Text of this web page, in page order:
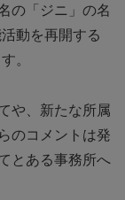
の「ジニ」の名
動を再開する
。
や、新たな所属
のコメントは発
とある事務所へ